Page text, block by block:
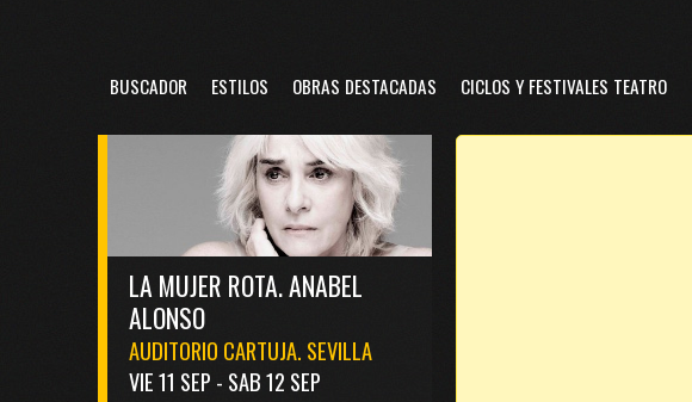
BUSCADOR ESTILOS OBRAS DESTACADAS CICLOS Y FESTIVALES TEATRO
LA MUJER ROTA. ANABEL
ALONSO
AUDITORIO CARTUJA. SEVILLA
VIE 11 SEP - SAB 12 SEP